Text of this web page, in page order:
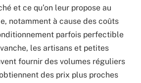
et ce qu’on leur propose au
notamment à cause des coûts
parfois perfectible
les artisans et petites
fournir des volumes réguliers
des prix plus proches